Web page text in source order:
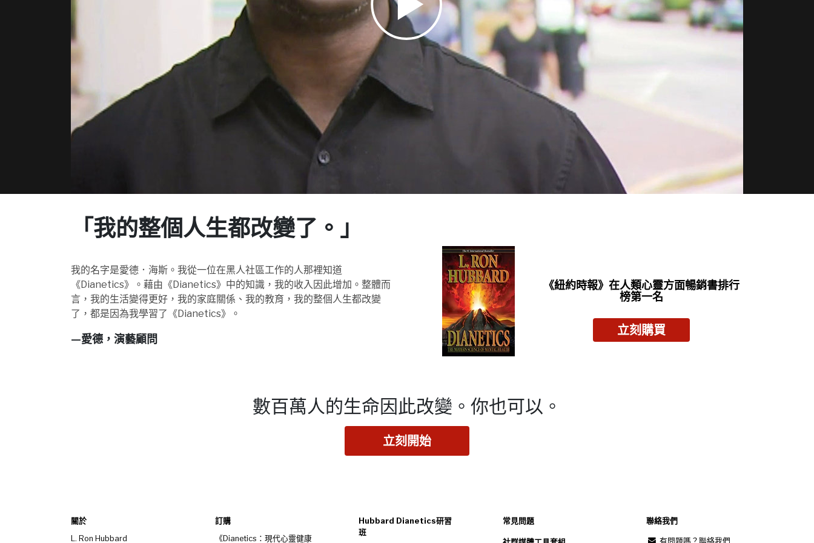
Play
Video
「我的整個人生都改變了。」
我的名字是愛德．海斯。我從一位在黑人社區工作的人那裡知道
《Dianetics》。藉由《Dianetics》中的知識，我的收入因此增加。整體而
言，我的生活變得更好，我的家庭關係、我的教育，我的整個人生都改變
了，都是因為我學習了《Dianetics》
。
—愛德，演藝顧問
《紐約時報》 在人類心靈方面暢銷書排行
榜第一名
立刻購買
數百萬人的生命因此改變。 你也可以。
立刻開始
關於
L. Ron Hubbard
訂購
《Dianetics：現代心靈健康
Hubbard Dianetics研習
班
常見問題 聯絡我們
有問題嗎？聯絡我們